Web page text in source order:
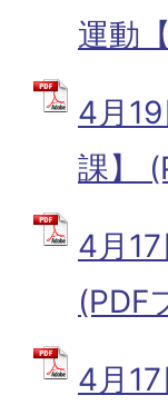
運動
4月
課】
4月
(PDF
4月